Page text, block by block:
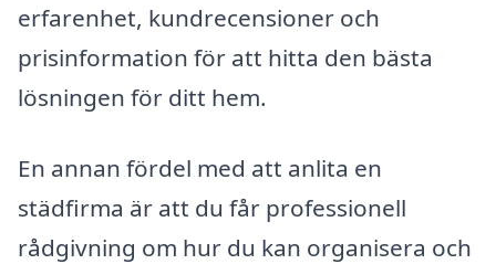
erfarenhet, kundrecensioner och
prisinformation för att hitta den bästa
lösningen för ditt hem.
En annan fördel med att anlita en
städfirma är att du får professionell
rådgivning om hur du kan organisera och